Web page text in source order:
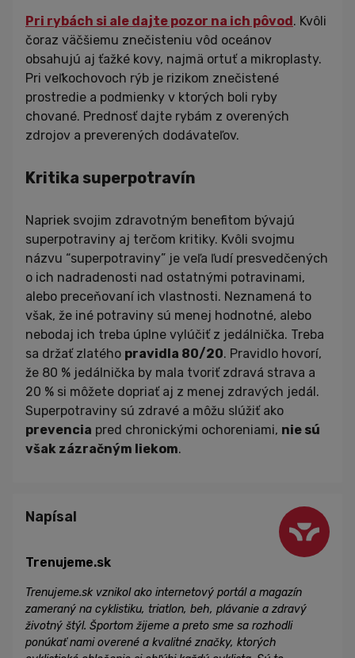
Pri rybách si ale dajte pozor na ich pôvod . Kvôli
čoraz väčšiemu znečisteniu vôd oceánov
obsahujú aj ťažké kovy, najmä ortuť a mikroplasty.
Pri veľkochovoch rýb je rizikom znečistené
prostredie a podmienky v ktorých boli ryby
chované. Prednosť dajte rybám z overených
zdrojov a preverených dodávateľov.
Kritika superpotravín
Napriek svojim zdravotným benefitom bývajú
superpotraviny aj terčom kritiky. Kvôli svojmu
názvu “superpotraviny” je veľa ľudí presvedčených
o ich nadradenosti nad ostatnými potravinami,
alebo preceňovaní ich vlastnosti. Neznamená to
však, že iné potraviny sú menej hodnotné, alebo
nebodaj ich treba úplne vylúčiť z jedálnička. Treba
sa držať zlatého pravidla 80/20. Pravidlo hovorí,
že 80 % jedálnička by mala tvoriť zdravá strava a
20 % si môžete dopriať aj z menej zdravých jedál.
Superpotraviny sú zdravé a môžu slúžiť ako
prevencia pred chronickými ochoreniami, nie sú
však zázračným liekom.
Napísal
Trenujeme.sk
Trenujeme.sk vznikol ako internetový portál a magazín
zameraný na cyklistiku, triatlon, beh, plávanie a zdravý
životný štýl. Športom žijeme a preto sme sa rozhodli
ponúkať nami overené a kvalitné značky, ktorých